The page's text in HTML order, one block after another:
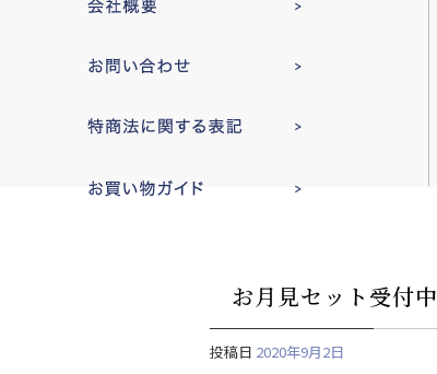
お月見セット受付中
投稿日 2020年9月2日